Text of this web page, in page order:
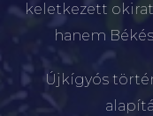
keletkezett
hanem
Újkígyós